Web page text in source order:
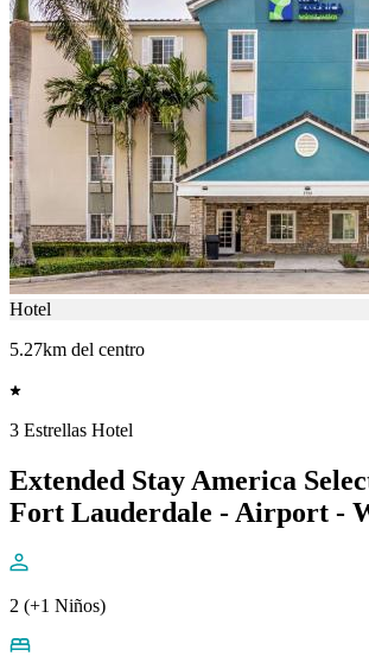
Hotel
5.27km del centro
3 Estrellas Hotel
Extended Stay America
Fort Lauderdale - Airport -
2 (+1 Niños)